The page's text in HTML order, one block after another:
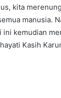
kita
manusia.
kemudian
Kasih